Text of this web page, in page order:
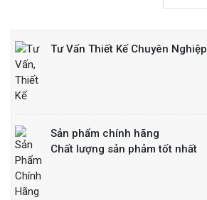
Tư Vấn Thiết Kế Chuyên Nghiệp
Sản phẩm chính hãng
Chất lượng sản phảm tốt nhất